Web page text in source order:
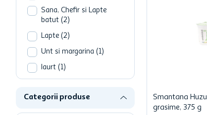
Sana, Chefir si Lapte
batut (2)
Lapte (2)
Unt si margarina (1)
Iaurt (1)
Categorii produse
Smantana
grasime, 375 g